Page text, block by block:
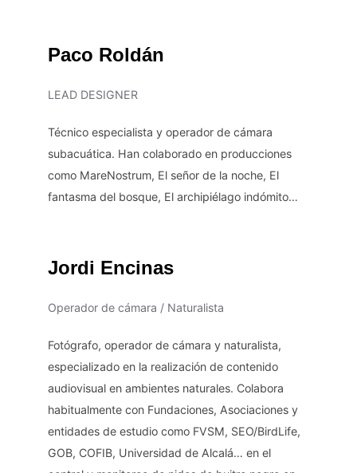
Paco Roldán
LEAD DESIGNER
Técnico especialista y operador de cámara
subacuática. Han colaborado en producciones
como MareNostrum, El señor de la noche, El
fantasma del bosque, El archipiélago indómito…
Jordi Encinas
Operador de cámara / Naturalista
Fotógrafo, operador de cámara y naturalista,
especializado en la realización de contenido
audiovisual en ambientes naturales. Colabora
habitualmente con Fundaciones, Asociaciones y
entidades de estudio como FVSM, SEO/BirdLife,
GOB, COFIB, Universidad de Alcalá… en el